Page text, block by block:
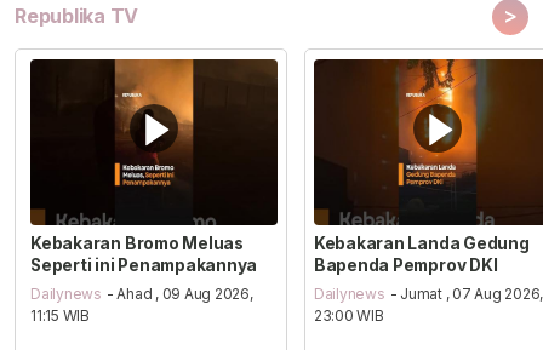
Republika TV >
Kebakaran Bromo Meluas
Seperti ini Penampakannya
Dailynews - Ahad , 09 Aug 2026,
11:15 WIB
Kebakaran Landa Gedung
Bapenda Pemprov DKI
Dailynews - Jumat , 07 Aug 2026,
23:00 WIB